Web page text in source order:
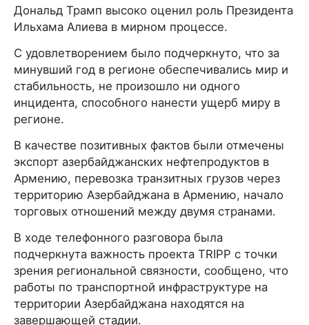
Дональд Трамп высоко оценил роль Президента
Ильхама Алиева в мирном процессе.
С удовлетворением было подчеркнуто, что за
минувший год в регионе обеспечивались мир и
стабильность, не произошло ни одного
инцидента, способного нанести ущерб миру в
регионе.
В качестве позитивных фактов были отмечены
экспорт азербайджанских нефтепродуктов в
Армению, перевозка транзитных грузов через
территорию Азербайджана в Армению, начало
торговых отношений между двумя странами.
В ходе телефонного разговора была
подчеркнута важность проекта TRIPP с точки
зрения региональной связности, сообщено, что
работы по транспортной инфраструктуре на
территории Азербайджана находятся на
завершающей стадии.